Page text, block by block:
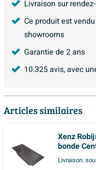
Livraison sur
Ce produit est
showrooms
Garantie de 2 ans
10.325avis, avec
Articles similaires
Xenz
bonde
Livraison: